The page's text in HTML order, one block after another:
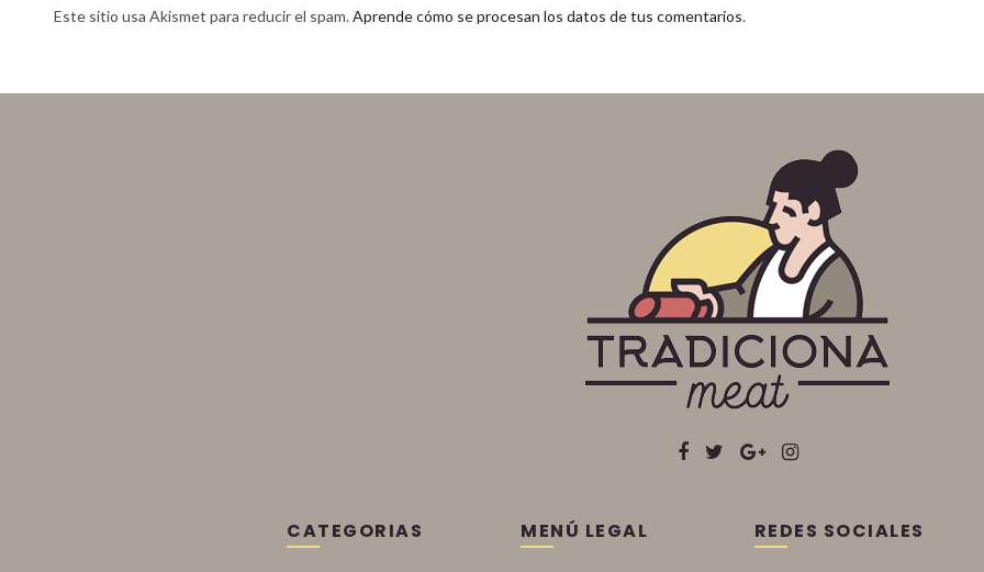
Este sitio usa Akismet para reducir el spam.Aprende cómo se procesan los datos de tus comentarios.
CATEGORIAS MENÚ LEGAL REDES SOCIALES